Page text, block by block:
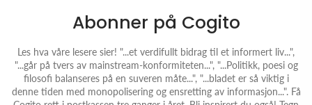
Abonner på Cogito
Les hva våre lesere sier! "...et verdifullt bidrag til et informert liv...",
"...går på tvers av mainstream-konformiteten...", "...Politikk, poesi og
filosofi balanseres på en suveren måte...", "...bladet er så viktig i
denne tiden med monopolisering og ensretting av informasjon...". Få